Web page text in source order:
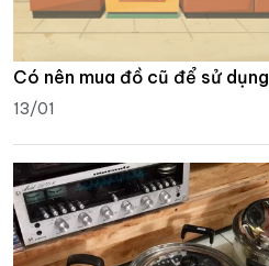
Có nên mua đồ cũ để sử dụng
13/01